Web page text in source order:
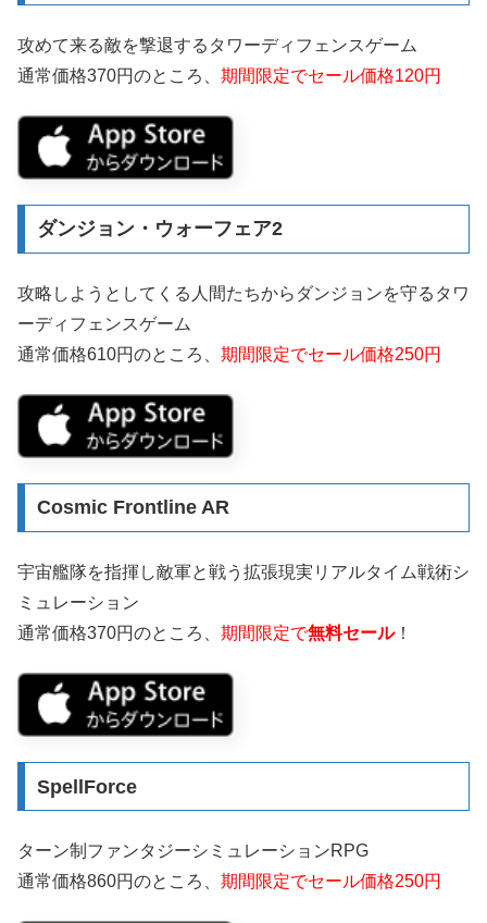
攻めて来る敵を撃退するタワーディフェンスゲーム
通常価格370円のところ、 期間限定でセール価格120円
ダンジョン・ウォーフェア2
攻略しようとしてくる人間たちからダンジョンを守るタワ
ーディフェンスゲーム
通常価格610円のところ、 期間限定でセール価格250円
Cosmic Frontline AR
宇宙艦隊を指揮し敵軍と戦う拡張現実リアルタイム戦術シ
ミュレーション
通常価格370円のところ、 期間限定で無料セール！
SpellForce
ターン制ファンタジーシミュレーションRPG
通常価格860円のところ、 期間限定でセール価格250円